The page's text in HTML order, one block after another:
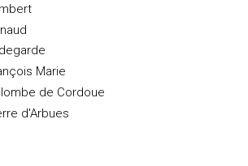
Marie
de Cordoue
d'Arbues